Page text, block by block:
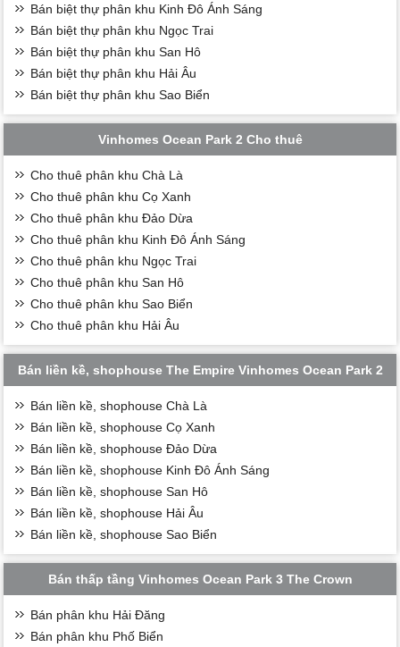
Bán biệt thự phân khu Kinh Đô Ánh Sáng
Bán biệt thự phân khu Ngọc Trai
Bán biệt thự phân khu San Hô
Bán biệt thự phân khu Hải Âu
Bán biệt thự phân khu Sao Biển
Vinhomes Ocean Park 2 Cho thuê
Cho thuê phân khu Chà Là
Cho thuê phân khu Cọ Xanh
Cho thuê phân khu Đảo Dừa
Cho thuê phân khu Kinh Đô Ánh Sáng
Cho thuê phân khu Ngọc Trai
Cho thuê phân khu San Hô
Cho thuê phân khu Sao Biển
Cho thuê phân khu Hải Âu
Bán liền kề, shophouse The Empire Vinhomes Ocean Park 2
Bán liền kề, shophouse Chà Là
Bán liền kề, shophouse Cọ Xanh
Bán liền kề, shophouse Đảo Dừa
Bán liền kề, shophouse Kinh Đô Ánh Sáng
Bán liền kề, shophouse San Hô
Bán liền kề, shophouse Hải Âu
Bán liền kề, shophouse Sao Biển
Bán thấp tầng Vinhomes Ocean Park 3 The Crown
Bán phân khu Hải Đăng
Bán phân khu Phố Biển